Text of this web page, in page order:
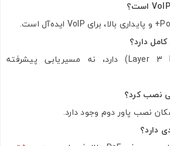
دارد؟
مسیریابی سبک (Layer 3 Lite) دارد، نه مسیریابی پیشرفته
نصب کرد؟
نصب پاور دوم وجود دارد.
دارد؟